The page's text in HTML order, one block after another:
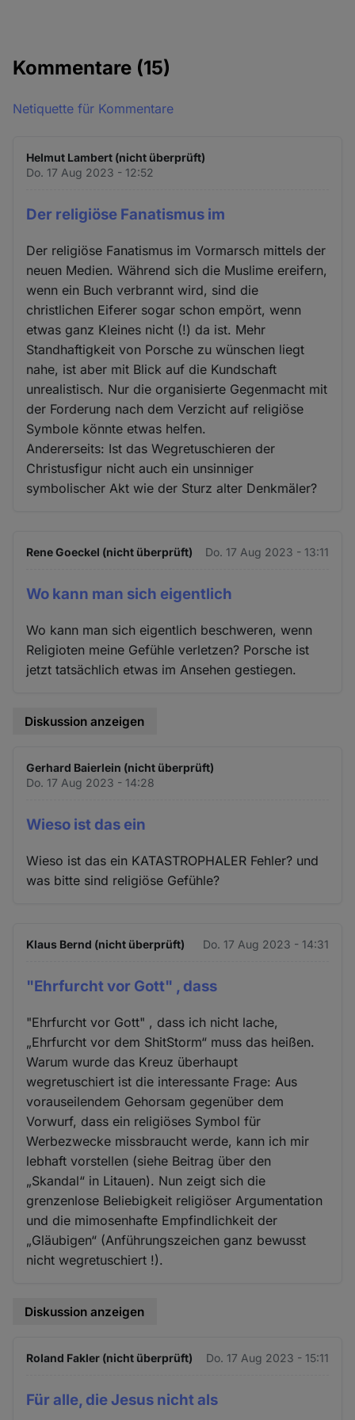
Kommentare (15)
Netiquette für Kommentare
Helmut Lambert (nicht überprüft)
Do. 17 Aug 2023 - 12:52
Der religiöse Fanatismus im
Der religiöse Fanatismus im Vormarsch mittels der
neuen Medien. Während sich die Muslime ereifern,
wenn ein Buch verbrannt wird, sind die
christlichen Eiferer sogar schon empört, wenn
etwas ganz Kleines nicht (!) da ist. Mehr
Standhaftigkeit von Porsche zu wünschen liegt
nahe, ist aber mit Blick auf die Kundschaft
unrealistisch. Nur die organisierte Gegenmacht mit
der Forderung nach dem Verzicht auf religiöse
Symbole könnte etwas helfen.
Andererseits: Ist das Wegretuschieren der
Christusfigur nicht auch ein unsinniger
symbolischer Akt wie der Sturz alter Denkmäler?
Rene Goeckel (nicht überprüft) Do. 17 Aug 2023 - 13:11
Wo kann man sich eigentlich
Wo kann man sich eigentlich beschweren, wenn
Religioten meine Gefühle verletzen? Porsche ist
jetzt tatsächlich etwas im Ansehen gestiegen.
Diskussion anzeigen
Gerhard Baierlein (nicht überprüft)
Do. 17 Aug 2023 - 14:28
Wieso ist das ein
Wieso ist das ein KATASTROPHALER Fehler? und
was bitte sind religiöse Gefühle?
Klaus Bernd (nicht überprüft) Do. 17 Aug 2023 - 14:31
"Ehrfurcht vor Gott" , dass
"Ehrfurcht vor Gott" , dass ich nicht lache,
„Ehrfurcht vor dem ShitStorm“ muss das heißen.
Warum wurde das Kreuz überhaupt
wegretuschiert ist die interessante Frage: Aus
vorauseilendem Gehorsam gegenüber dem
Vorwurf, dass ein religiöses Symbol für
Werbezwecke missbraucht werde, kann ich mir
lebhaft vorstellen (siehe Beitrag über den
„Skandal“ in Litauen). Nun zeigt sich die
grenzenlose Beliebigkeit religiöser Argumentation
und die mimosenhafte Empfindlichkeit der
„Gläubigen“ (Anführungszeichen ganz bewusst
nicht wegretuschiert !).
Diskussion anzeigen
Roland Fakler (nicht überprüft) Do. 17 Aug 2023 - 15:11
Für alle, die Jesus nicht als